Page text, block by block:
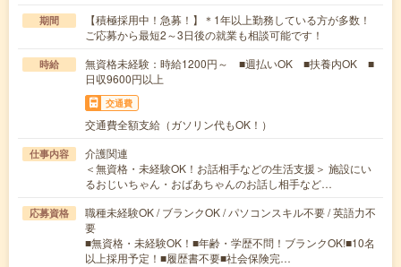
期間
【積極採用中！急募！】＊1年以上勤務している方が多数！
ご応募から最短2～3日後の就業も相談可能です！
時給
無資格未経験：時給1200円～ ■週払いOK ■扶養内OK ■
日収9600円以上
交通費
交通費全額支給（ガソリン代もOK！）
仕事内容
介護関連
＜無資格・未経験OK！お話相手などの生活支援＞ 施設にい
るおじいちゃん・おばあちゃんのお話し相手など…
応募資格
職種未経験OK / ブランクOK / パソコンスキル不要 / 英語力不
要
■無資格・未経験OK！■年齢・学歴不問！ブランクOK!■10名
以上採用予定！■履歴書不要■社会保険完…